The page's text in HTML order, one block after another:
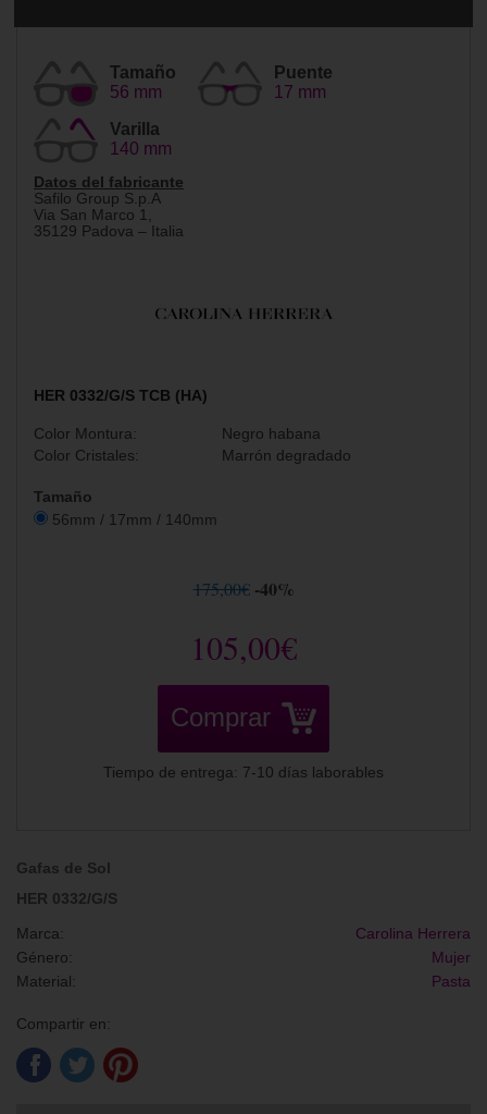
Tamaño
56 mm
Puente
17 mm
Varilla
140 mm
Datos del fabricante
Safilo Group S.p.A
Via San Marco 1,
35129 Padova – Italia
HER 0332/G/S TCB (HA)
Color Montura:
Negro habana
Color Cristales:
Marrón degradado
Tamaño
56mm / 17mm / 140mm
175,00€ -40%
105,00€
Comprar
Tiempo de entrega: 7-10 días laborables
Gafas de Sol
HER 0332/G/S
Marca:
Carolina Herrera
Género:
Mujer
Material:
Pasta
Compartir en: